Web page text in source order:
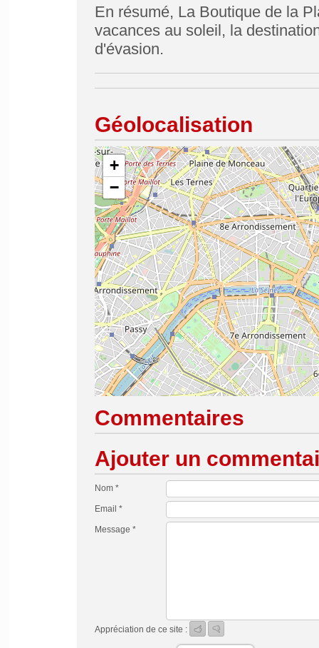
En résumé, La Boutique de la
vacances au soleil, la
d'évasion.
Géolocalisation
+
−
Commentaires
Ajouter un
Nom *
Email *
Message *
Appréciation de ce site :